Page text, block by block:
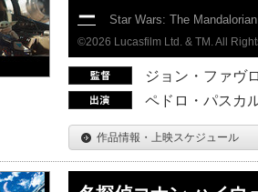
ー
Star Wars: The
©2026 Lucasfilm Ltd. & TM. All
ジョン・ファヴ
ペドロ・パスカ
作品情報・上映スケジュール